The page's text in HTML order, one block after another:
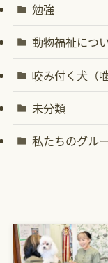
勉強
動物福祉につ
咬み付く犬（
未分類
私たちのグル